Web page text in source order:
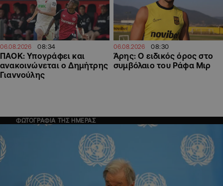
06.08.2026 08:34
ΠΑΟΚ: Υπογράφει και
ανακοινώνεται ο Δημήτρης
Γιαννούλης
06.08.2026 08:30
Άρης: Ο ειδικός όρος στο
συμβόλαιο του Ράφα Μιρ
ΦΩΤΟΓΡΑΦΙΑ ΤΗΣ ΗΜΕΡΑΣ